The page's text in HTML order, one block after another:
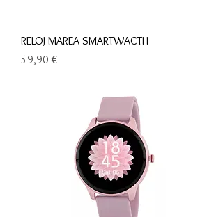
RELOJ MAREA SMARTWACTH
Precio
59,90 €